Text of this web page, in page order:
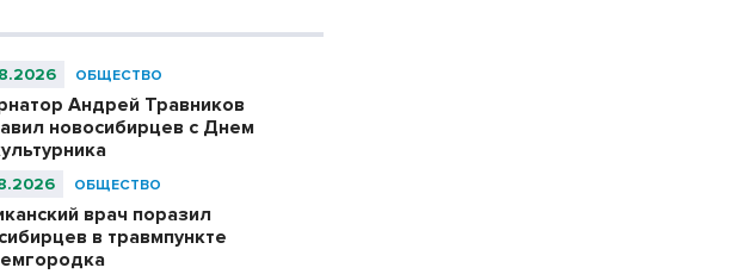
ОБЩЕСТВО
Андрей Травников
новосибирцев с Днем
ОБЩЕСТВО
врач поразил
в травмпункте